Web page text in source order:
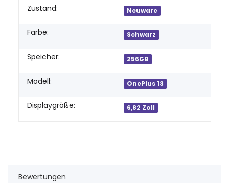
Produkteigenschaft
Wert
Zustand: Neuware
Farbe: Schwarz
Speicher: 256GB
Modell: OnePlus 13
Displaygröße: 6,82 Zoll
Bewertungen